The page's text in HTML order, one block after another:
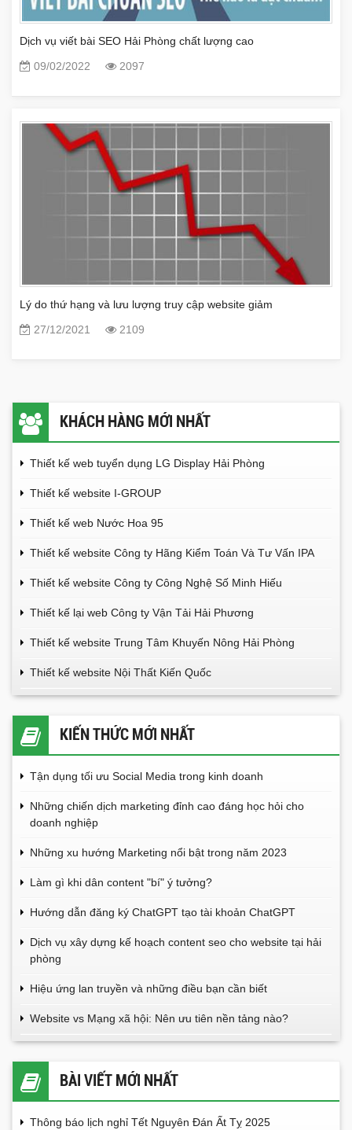
Dịch vụ viết bài SEO Hải Phòng chất lượng cao
09/02/2022
2097
Lý do thứ hạng và lưu lượng truy cập website giảm
27/12/2021
2109
KHÁCH HÀNG MỚI NHẤT
Thiết kế web tuyển dụng LG Display Hải Phòng
Thiết kế website I-GROUP
Thiết kế web Nước Hoa 95
Thiết kế website Công ty Hãng Kiểm Toán Và Tư Vấn IPA
Thiết kế website Công ty Công Nghệ Số Minh Hiếu
Thiết kế lại web Công ty Vận Tải Hải Phương
Thiết kế website Trung Tâm Khuyến Nông Hải Phòng
Thiết kế website Nội Thất Kiến Quốc
KIẾN THỨC MỚI NHẤT
Tận dụng tối ưu Social Media trong kinh doanh
Những chiến dịch marketing đỉnh cao đáng học hỏi cho
doanh nghiệp
Những xu hướng Marketing nổi bật trong năm 2023
Làm gì khi dân content "bí" ý tưởng?
Hướng dẫn đăng ký ChatGPT tạo tài khoản ChatGPT
Dịch vụ xây dựng kế hoạch content seo cho website tại hải
phòng
Hiệu ứng lan truyền và những điều bạn cần biết
Website vs Mạng xã hội: Nên ưu tiên nền tảng nào?
BÀI VIẾT MỚI NHẤT
Thông báo lịch nghỉ Tết Nguyên Đán Ất Tỵ 2025